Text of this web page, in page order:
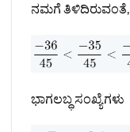
ನಮಗೆ ತಿಳಿದಿರುವಂತೆ,
ಭಾಗಲಬ್ಧ ಸಂಖ್ಯೆಗಳು